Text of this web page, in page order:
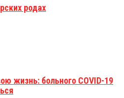
родах
жизнь: больного COVID-19